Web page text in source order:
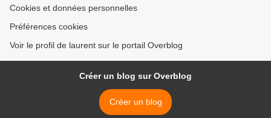
Cookies et données personnelles
Préférences cookies
Voir le profil de laurent sur le portail Overblog
Créer un blog sur Overblog
Créer un blog